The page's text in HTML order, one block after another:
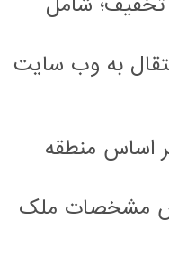
به وب سایت
اساس منطقه
مشخصات ملک